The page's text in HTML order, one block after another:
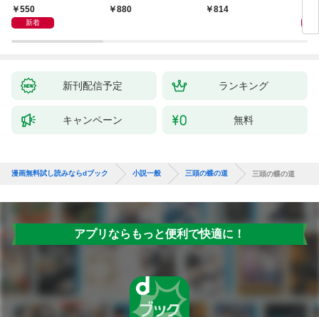
550
新着
聞（1）～
880 814
新刊配信予定 ランキング
キャンペーン 無料
漫画無料試し読みならdブック 小説一般 三頭の蝶の道 三頭の蝶の道
アプリならもっと便利で快適に！